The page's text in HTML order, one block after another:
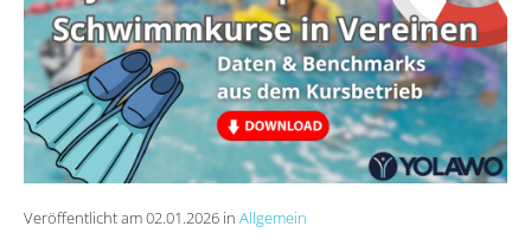
Veröffentlicht am 02.01.2026 in Allgemein